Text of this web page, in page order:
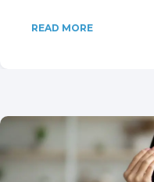
READ MORE